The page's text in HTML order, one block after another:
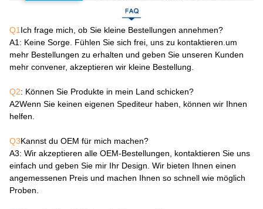
Q1 Ich frage mich, ob Sie kleine Bestellungen annehmen?
A1 : Keine Sorge. Fühlen Sie sich frei, uns zu kontaktieren.um
mehr Bestellungen zu erhalten und geben Sie unseren Kunden
mehr convener, akzeptieren wir kleine Bestellung.
Q2: Können Sie Produkte in mein Land schicken?
A2Wenn Sie keinen eigenen Spediteur haben, können wir Ihnen
helfen.
Q3Kannst du OEM für mich machen?
A3: Wir akzeptieren alle OEM-Bestellungen, kontaktieren Sie uns
einfach und geben Sie mir Ihr Design. Wir bieten Ihnen einen
angemessenen Preis und machen Ihnen so schnell wie möglich
Proben.